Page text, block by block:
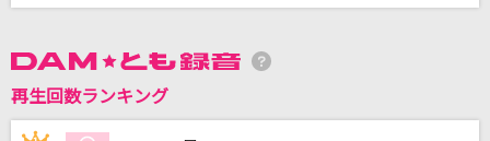
sumika
青のすみか
再生回数ランキング